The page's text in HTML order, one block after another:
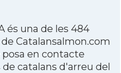
és una de les 484
Catalansalmon.com
posa en contacte
catalans d'arreu del